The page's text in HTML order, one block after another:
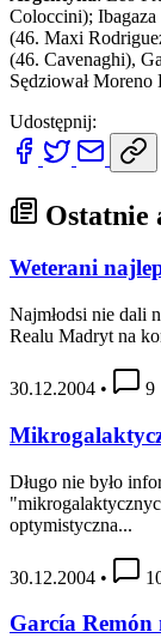
Coloccini);
(46. Maxi
(46. Cavenaghi),
Sędziował Moreno
Udostępnij:
Ostatnie
Weterani
Najmłodsi nie dali
Realu Madryt na
30.12.2004 • 9
Długo nie było
optymistyczna...
30.12.2004 •
García Remón